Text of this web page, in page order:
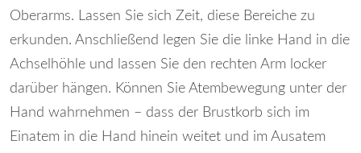
Oberarms. Lassen Sie sich Zeit, diese Bereiche zu
erkunden. Anschließend legen Sie die linke Hand in die
Achselhöhle und lassen Sie den rechten Arm locker
darüber hängen. Können Sie Atembewegung unter der
Hand wahrnehmen – dass der Brustkorb sich im
Einatem in die Hand hinein weitet und im Ausatem